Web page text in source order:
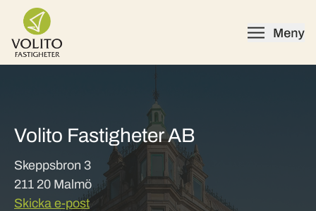
Skip to content
Volito Fastigheter AB
Skeppsbron 3
211 20 Malmö
Skicka e-post